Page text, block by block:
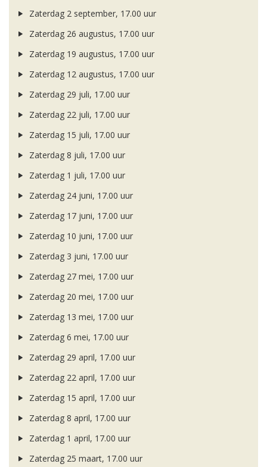
Zaterdag 2 september, 17.00 uur
Zaterdag 26 augustus, 17.00 uur
Zaterdag 19 augustus, 17.00 uur
Zaterdag 12 augustus, 17.00 uur
Zaterdag 29 juli, 17.00 uur
Zaterdag 22 juli, 17.00 uur
Zaterdag 15 juli, 17.00 uur
Zaterdag 8 juli, 17.00 uur
Zaterdag 1 juli, 17.00 uur
Zaterdag 24 juni, 17.00 uur
Zaterdag 17 juni, 17.00 uur
Zaterdag 10 juni, 17.00 uur
Zaterdag 3 juni, 17.00 uur
Zaterdag 27 mei, 17.00 uur
Zaterdag 20 mei, 17.00 uur
Zaterdag 13 mei, 17.00 uur
Zaterdag 6 mei, 17.00 uur
Zaterdag 29 april, 17.00 uur
Zaterdag 22 april, 17.00 uur
Zaterdag 15 april, 17.00 uur
Zaterdag 8 april, 17.00 uur
Zaterdag 1 april, 17.00 uur
Zaterdag 25 maart, 17.00 uur